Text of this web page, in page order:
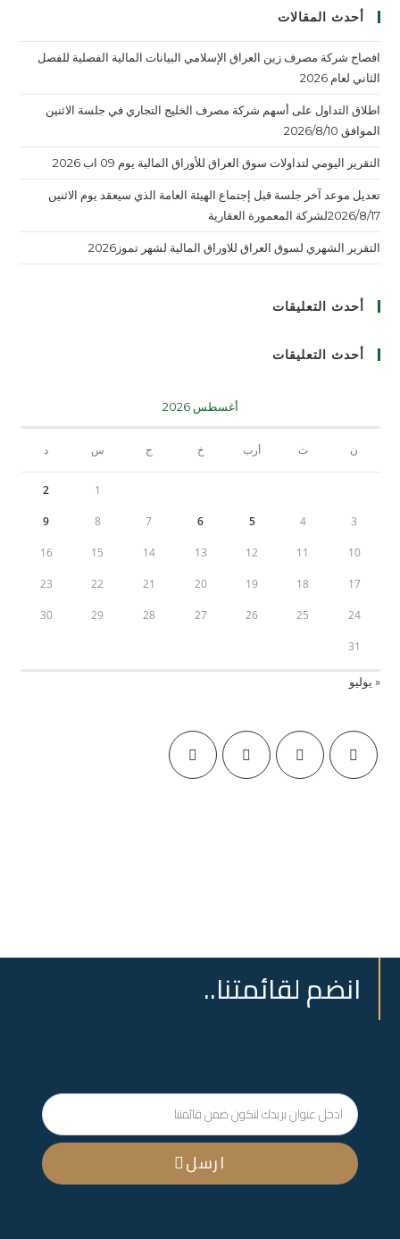
أحدث المقالات
افصاح شركة مصرف زين العراق الإسلامي البيانات المالية الفصلية للفصل
الثاني لعام 2026
اطلاق التداول على أسهم شركة مصرف الخليج التجاري في جلسة الاثنين
الموافق 2026/8/10
التقرير اليومي لتداولات سوق العراق للأوراق المالية يوم 09 اب 2026
تعديل موعد آخر جلسة قبل إجتماع الهيئة العامة الذي سيعقد يوم الاثنين
2026/8/17لشركة المعمورة العقارية
التقرير الشهري لسوق العراق للاوراق المالية لشهر تموز2026
أحدث التعليقات
أحدث التعليقات
أغسطس 2026
ن ث أرب خ ج س د
1
2
3
4
5
6
7
8
9
10
11
12
13
14
15
16
17
18
19
20
21
22
23
24
25
26
27
28
29
30
31
« يوليو
انضم لقائمتنا..
ارسل